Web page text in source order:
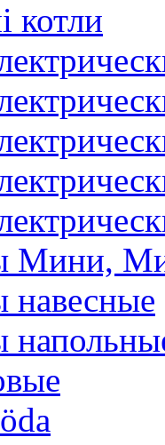
котли
Мини,
навесные